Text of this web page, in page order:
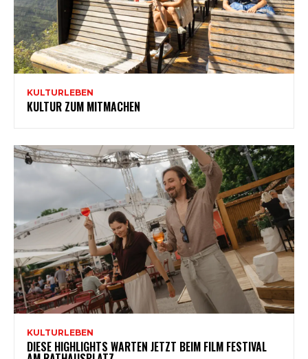
KULTURLEBEN
KULTUR ZUM MITMACHEN
KULTURLEBEN
DIESE HIGHLIGHTS WARTEN JETZT BEIM FILM FESTIVAL